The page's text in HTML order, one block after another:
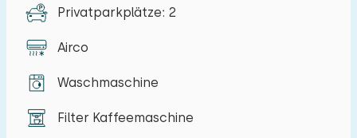
Privatparkplätze: 2
Airco
Waschmaschine
Filter Kaffeemaschine